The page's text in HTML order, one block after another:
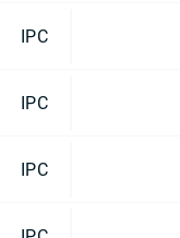
IPC
IPC
IPC